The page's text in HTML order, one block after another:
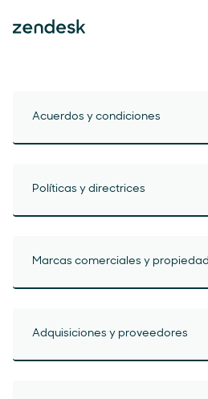
Acuerdos y condiciones
Políticas y directrices
Marcas comerciales y
Adquisiciones y proveedores